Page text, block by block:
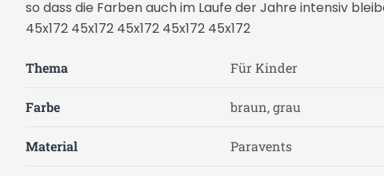
so dass die Farben auch im Laufe der Jahre intensiv
45x172 45x172 45x172 45x172 45x172
Thema Für Kinder
Farbe braun, grau
Material Paravents